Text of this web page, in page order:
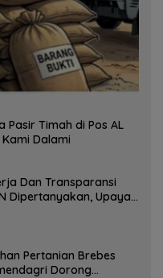
Pasir Timah di Pos AL
Dalami
Dan Transparansi
Dipertanyakan, Upaya
Pertanian Brebes
Dorong